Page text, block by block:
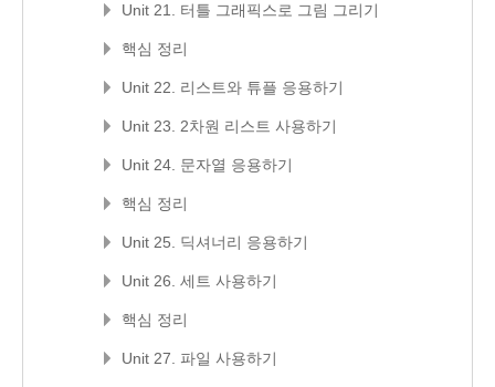
Unit 21. 터틀 그래픽스로 그림 그리기
핵심 정리
Unit 22. 리스트와 튜플 응용하기
Unit 23. 2차원 리스트 사용하기
Unit 24. 문자열 응용하기
핵심 정리
Unit 25. 딕셔너리 응용하기
Unit 26. 세트 사용하기
핵심 정리
Unit 27. 파일 사용하기